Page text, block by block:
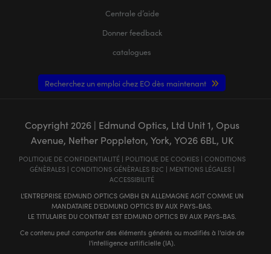
Centrale d’aide
Donner feedback
catalogues
Recherchez un emploi chez EO dès maintenant
Copyright 2026| Edmund Optics, Ltd Unit 1, Opus
Avenue, Nether Poppleton, York, YO26 6BL, UK
POLITIQUE DE CONFIDENTIALITÉ| POLITIQUE DE COOKIES| CONDITIONS
GÉNÈRALES| CONDITIONS GÉNÈRALES B2C | MENTIONS LÉGALES|
ACCESSIBILITÉ
L'ENTREPRISE EDMUND OPTICS GMBH EN ALLEMAGNE AGIT COMME UN
MANDATAIRE D'EDMUND OPTICS BV AUX PAYS-BAS.
LE TITULAIRE DU CONTRAT EST EDMUND OPTICS BV AUX PAYS-BAS.
Ce contenu peut comporter des éléments générés ou modifiés à l'aide de
l'intelligence artificielle (IA).